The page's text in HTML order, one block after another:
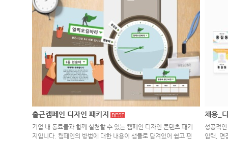
출근캠페인 디자인 패키지
기업 내 동료들과 함께 실천할 수 있는 캠페인 디자인 콘텐츠 패키
지입니다. 캠페인의 방법에 대한 내용이 샘플로 담겨있어 쉽고 편
채용_
성공적
임택, 면